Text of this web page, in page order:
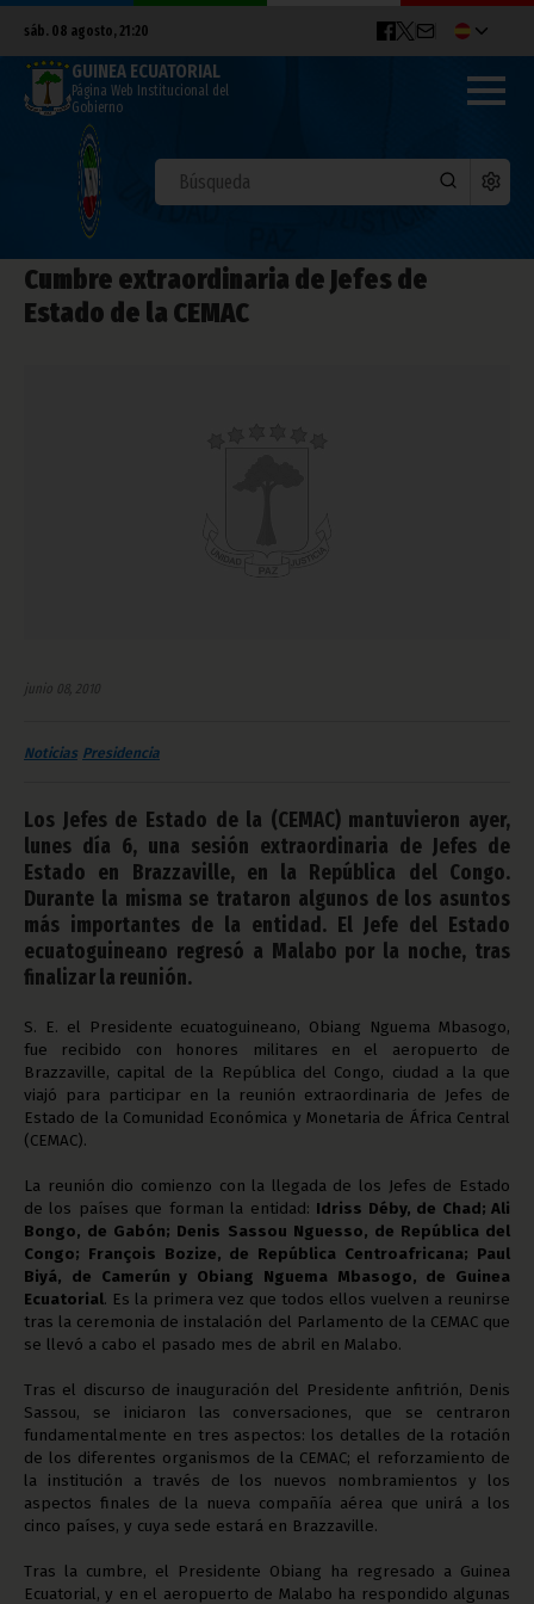
sáb. 08 agosto, 21:20
GUINEA ECUATORIAL
Página Web Institucional del
Gobierno
Cumbre extraordinaria de Jefes de
Estado de la CEMAC
junio 08, 2010
Noticias Presidencia
Los Jefes de Estado de la (CEMAC) mantuvieron ayer,
lunes día 6, una sesión extraordinaria de Jefes de
Estado en Brazzaville, en la República del Congo.
Durante la misma se trataron algunos de los asuntos
más importantes de la entidad. El Jefe del Estado
ecuatoguineano regresó a Malabo por la noche, tras
finalizar la reunión.
S. E. el Presidente ecuatoguineano, Obiang Nguema Mbasogo,
fue recibido con honores militares en el aeropuerto de
Brazzaville, capital de la República del Congo, ciudad a la que
viajó para participar en la reunión extraordinaria de Jefes de
Estado de la Comunidad Económica y Monetaria de África Central
(CEMAC).
La reunión dio comienzo con la llegada de los Jefes de Estado
de los países que forman la entidad: Idriss Déby, de Chad; Ali
Bongo, de Gabón; Denis Sassou Nguesso, de República del
Congo; François Bozize, de República Centroafricana; Paul
Biyá, de Camerún y Obiang Nguema Mbasogo, de Guinea
Ecuatorial. Es la primera vez que todos ellos vuelven a reunirse
tras la ceremonia de instalación del Parlamento de la CEMAC que
se llevó a cabo el pasado mes de abril en Malabo.
Tras el discurso de inauguración del Presidente anfitrión, Denis
Sassou, se iniciaron las conversaciones, que se centraron
fundamentalmente en tres aspectos: los detalles de la rotación
de los diferentes organismos de la CEMAC; el reforzamiento de
la institución a través de los nuevos nombramientos y los
aspectos finales de la nueva compañía aérea que unirá a los
cinco países, y cuya sede estará en Brazzaville.
Tras la cumbre, el Presidente Obiang ha regresado a Guinea
Ecuatorial, y en el aeropuerto de Malabo ha respondido algunas